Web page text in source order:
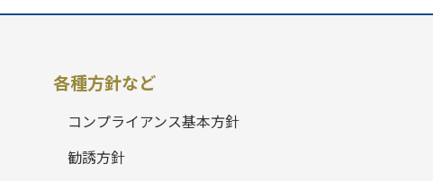
各種方針など
コンプライアンス基本方針
勧誘方針